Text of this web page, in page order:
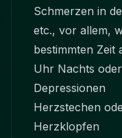
Schmerzen in
etc., vor allem,
bestimmten Zeit
Uhr Nachts
Depressionen
Herzstechen
Herzklopfen